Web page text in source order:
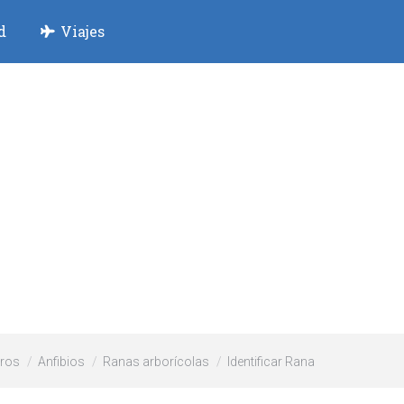
Viajes
Anfibios Ranas arborícolas Identificar Rana